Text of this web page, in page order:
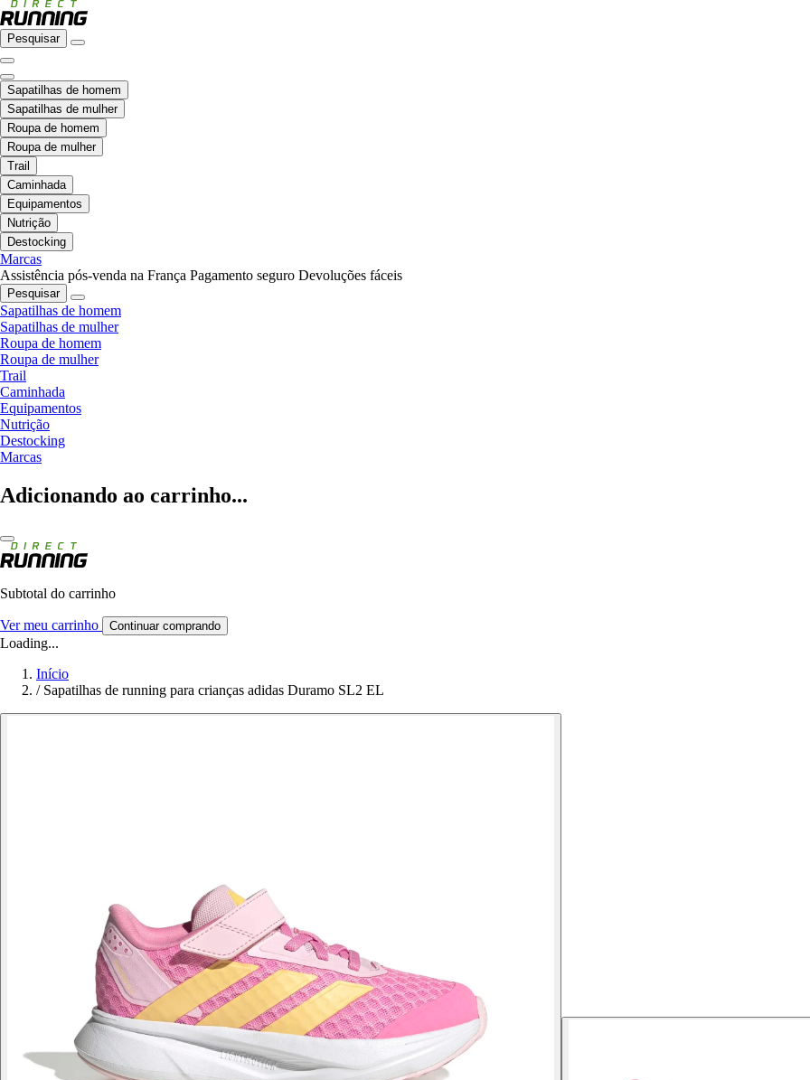
Pesquisar
Sapatilhas de homem
Sapatilhas de mulher
Roupa de homem
Roupa de mulher
Trail
Caminhada
Equipamentos
Nutrição
Destocking
Marcas
Assistência pós-venda na França Pagamento seguro Devoluções fáceis
Pesquisar
Sapatilhas de homem
Sapatilhas de mulher
Roupa de homem
Roupa de mulher
Trail
Caminhada
Equipamentos
Nutrição
Destocking
Marcas
Adicionando ao carrinho...
Subtotal do carrinho
Ver meu carrinho Continuar comprando
Loading...
Início
/ Sapatilhas de running para crianças adidas Duramo SL2 EL